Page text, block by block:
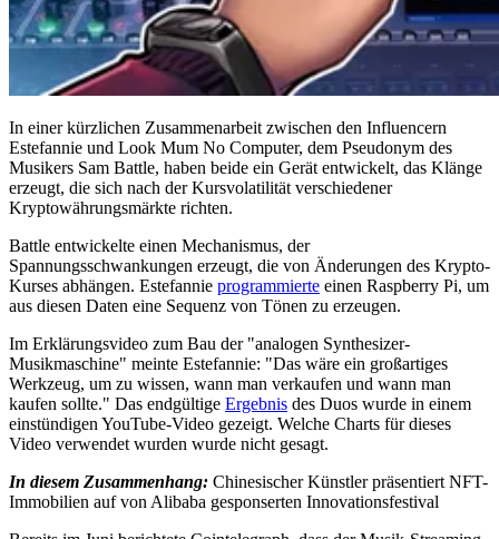
In einer kürzlichen Zusammenarbeit zwischen den Influencern
Estefannie und Look Mum No Computer, dem Pseudonym des
Musikers Sam Battle, haben beide ein Gerät entwickelt, das Klänge
erzeugt, die sich nach der Kursvolatilität verschiedener
Kryptowährungsmärkte richten.
Battle entwickelte einen Mechanismus, der
Spannungsschwankungen erzeugt, die von Änderungen des Krypto-
Kurses abhängen. Estefannie programmierte einen Raspberry Pi, um
aus diesen Daten eine Sequenz von Tönen zu erzeugen.
Im Erklärungsvideo zum Bau der "analogen Synthesizer-
Musikmaschine" meinte Estefannie: "Das wäre ein großartiges
Werkzeug, um zu wissen, wann man verkaufen und wann man
kaufen sollte." Das endgültige Ergebnis des Duos wurde in einem
einstündigen YouTube-Video gezeigt. Welche Charts für dieses
Video verwendet wurden wurde nicht gesagt.
In diesem Zusammenhang: Chinesischer Künstler präsentiert NFT-
Immobilien auf von Alibaba gesponserten Innovationsfestival